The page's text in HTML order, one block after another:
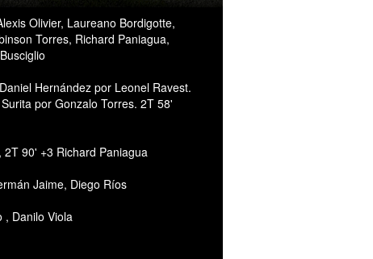
Olivier, Laureano Bordigotte,
Torres, Richard Paniagua,
Hernández por Leonel Ravest.
por Gonzalo Torres. 2T 58'
90' +3 Richard Paniagua
Jaime, Diego Ríos
, Danilo Viola